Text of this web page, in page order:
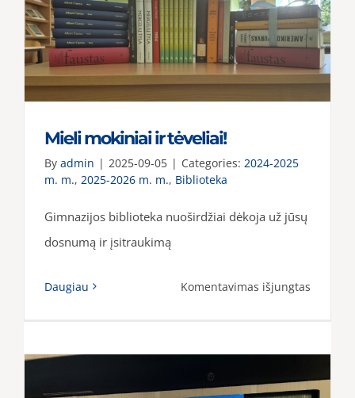
Mieli mokiniai ir tėveliai!
By admin | 2025-09-05 | Categories: 2024-2025
m. m., 2025-2026 m. m., Biblioteka
Gimnazijos biblioteka nuoširdžiai dėkoja už jūsų
dosnumą ir įsitraukimą
Daugiau Komentavimas išjungtas
tėveliai!